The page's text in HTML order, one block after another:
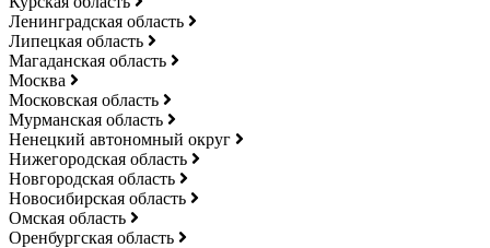
Ленинградская область
Липецкая область
Магаданская область
Москва
Московская область
Мурманская область
Ненецкий автономный округ
Нижегородская область
Новгородская область
Новосибирская область
Омская область
Оренбургская область